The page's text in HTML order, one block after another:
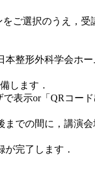
ご選択のうえ，受
本整形外科学会ホ
します．
表示or「QRコー
までの間に，講演
完了します．